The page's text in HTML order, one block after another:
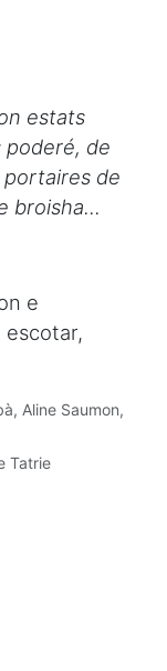
estats
poderé, de
de
broisha...
e
escotar,
Aline Saumon,
Tatrie